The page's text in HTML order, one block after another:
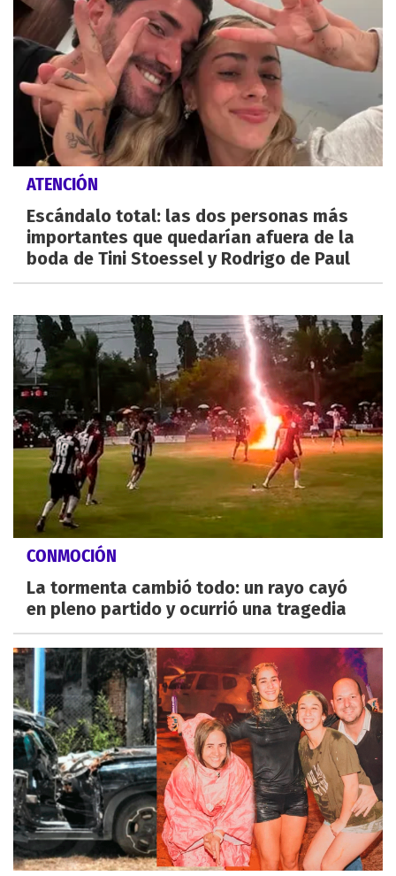
ATENCIÓN
Escándalo total: las dos personas más
importantes que quedarían afuera de la
boda de Tini Stoessel y Rodrigo de Paul
CONMOCIÓN
La tormenta cambió todo: un rayo cayó
en pleno partido y ocurrió una tragedia